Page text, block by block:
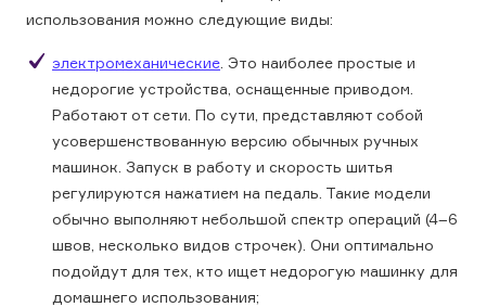
использования можно следующие виды:
электромеханические . Это наиболее простые и
недорогие устройства, оснащенные приводом.
Работают от сети. По сути, представляют собой
усовершенствованную версию обычных ручных
машинок. Запуск в работу и скорость шитья
регулируются нажатием на педаль. Такие модели
обычно выполняют небольшой спектр операций (4–6
швов, несколько видов строчек). Они оптимально
подойдут для тех, кто ищет недорогую машинку для
домашнего использования;